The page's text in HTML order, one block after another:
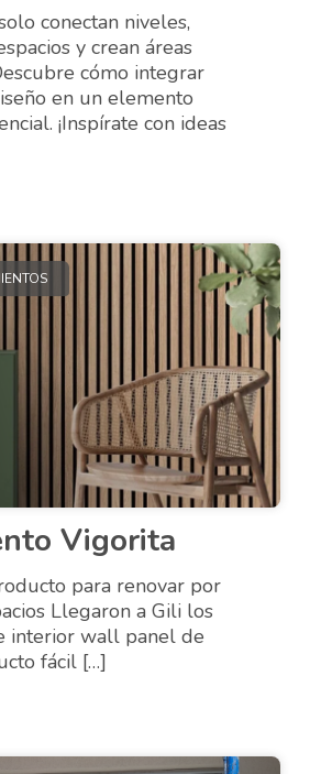
conectan niveles,
y crean áreas
cómo integrar
en un elemento
¡Inspírate con ideas
Vigorita
para renovar por
Llegaron a Gili los
interior wall panel de
fácil […]